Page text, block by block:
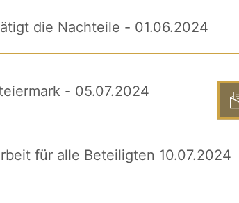
die Nachteile - 01.06.2024
- 05.07.2024
für alle Beteiligten 10.07.2024